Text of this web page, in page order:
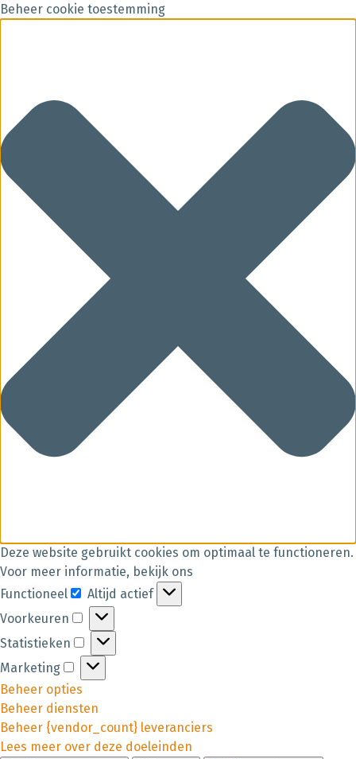
Beheer cookie toestemming
Deze website gebruikt cookies om optimaal te functioneren.
Voor meer informatie, bekijk ons
Functioneel
Altijd actief
Voorkeuren
Statistieken
Marketing
Beheer opties
Beheer diensten
Beheer {vendor_count} leveranciers
Lees meer over deze doeleinden